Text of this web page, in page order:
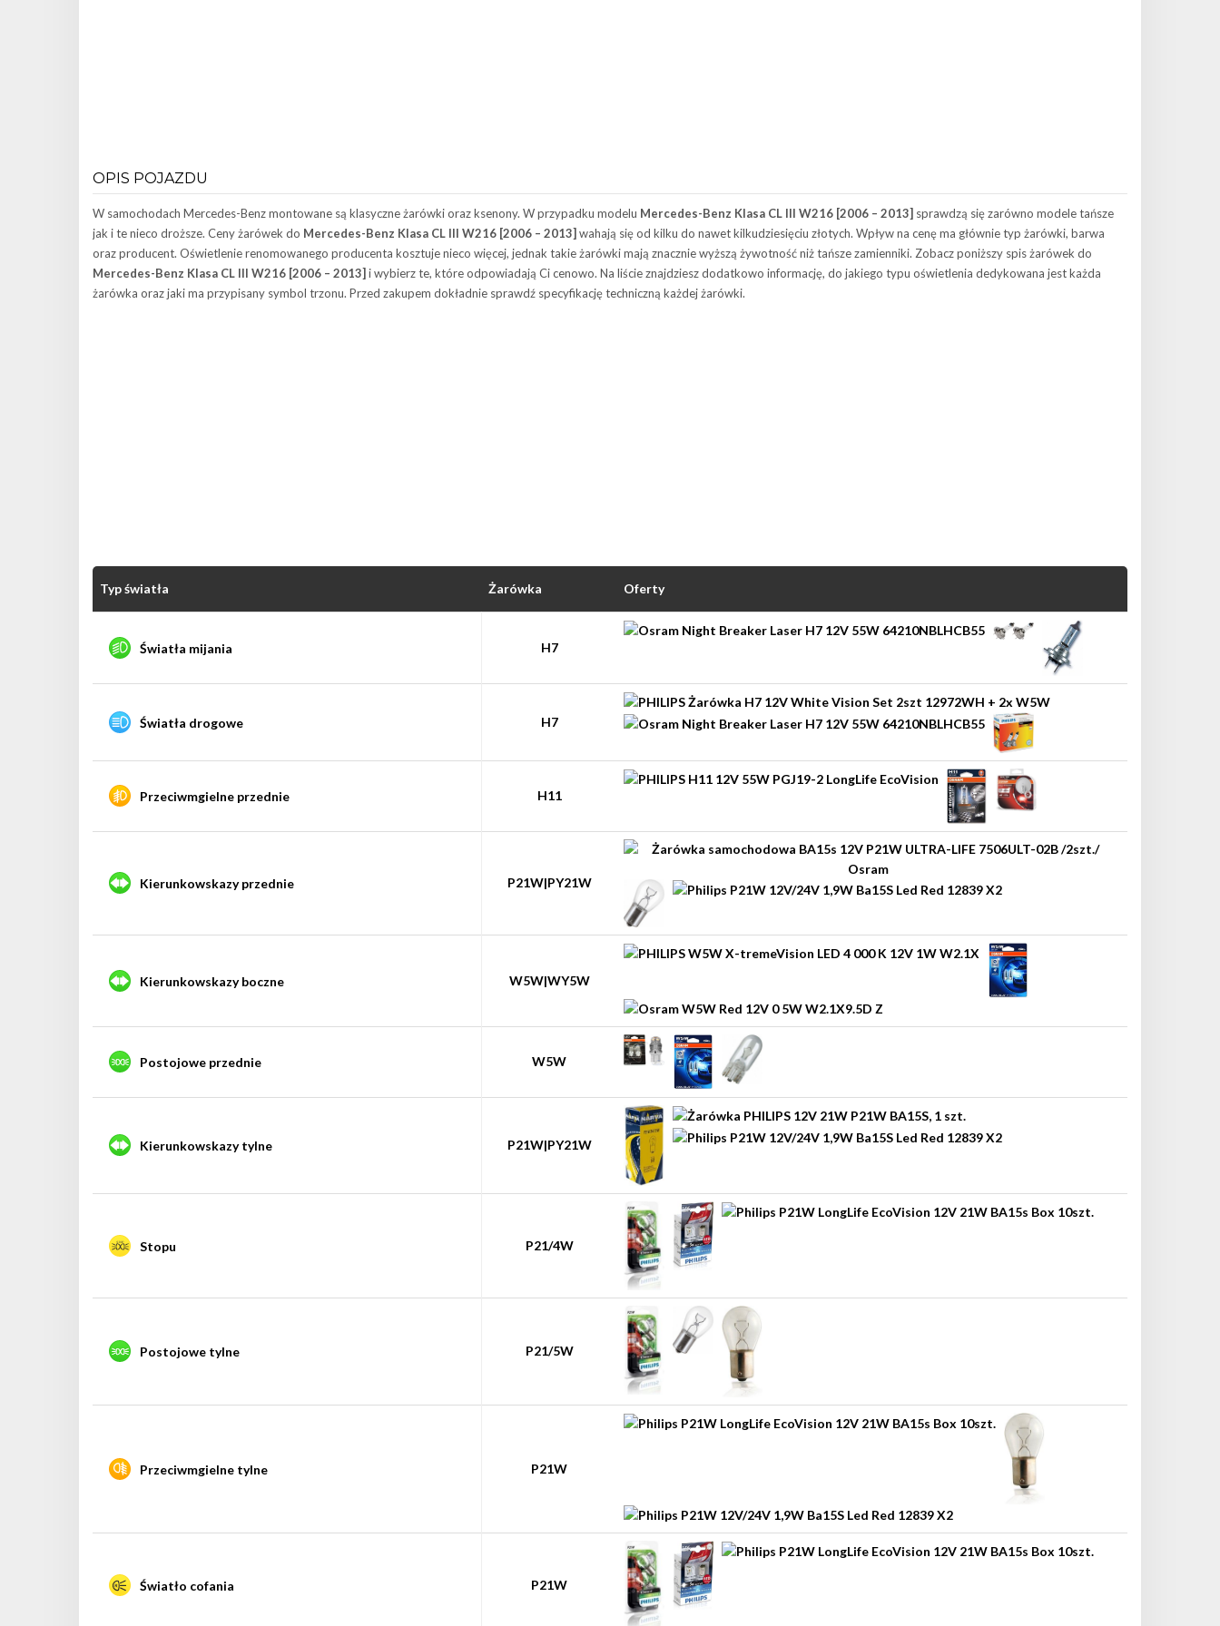
OPIS POJAZDU
W samochodach Mercedes-Benz montowane są klasyczne żarówki oraz ksenony. W przypadku modelu Mercedes-Benz Klasa CL III W216 [2006 – 2013] sprawdzą się zarówno modele tańsze
jak i te nieco droższe. Ceny żarówek do Mercedes-Benz Klasa CL III W216 [2006 – 2013] wahają się od kilku do nawet kilkudziesięciu złotych. Wpływ na cenę ma głównie typ żarówki, barwa
oraz producent. Oświetlenie renomowanego producenta kosztuje nieco więcej, jednak takie żarówki mają znacznie wyższą żywotność niż tańsze zamienniki. Zobacz poniższy spis żarówek do
Mercedes-Benz Klasa CL III W216 [2006 – 2013] i wybierz te, które odpowiadają Ci cenowo. Na liście znajdziesz dodatkowo informację, do jakiego typu oświetlenia dedykowana jest każda
żarówka oraz jaki ma przypisany symbol trzonu. Przed zakupem dokładnie sprawdź specyfikację techniczną każdej żarówki.
Typ światła Żarówka Oferty
Światła mijania H7
Światła drogowe H7
Przeciwmgielne przednie H11
Kierunkowskazy przednie P21W|PY21W
Kierunkowskazy boczne W5W|WY5W
Postojowe przednie W5W
Kierunkowskazy tylne P21W|PY21W
Stopu P21/4W
Postojowe tylne P21/5W
Przeciwmgielne tylne P21W
Światło cofania P21W